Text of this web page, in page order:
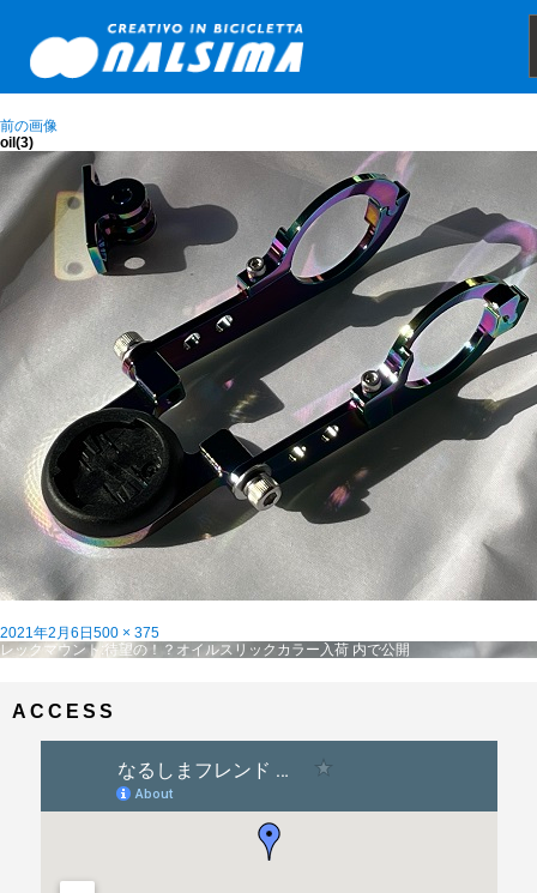
前の画像
oil(3)
投
稿
2021年2月6日 フ
ル
500 × 375
投
ゲ
レックマウント:待望の！？オイルスリックカラー入荷 内で公開
ACCESS